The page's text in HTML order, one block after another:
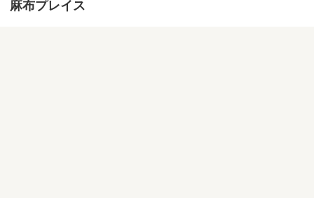
麻布プレイス